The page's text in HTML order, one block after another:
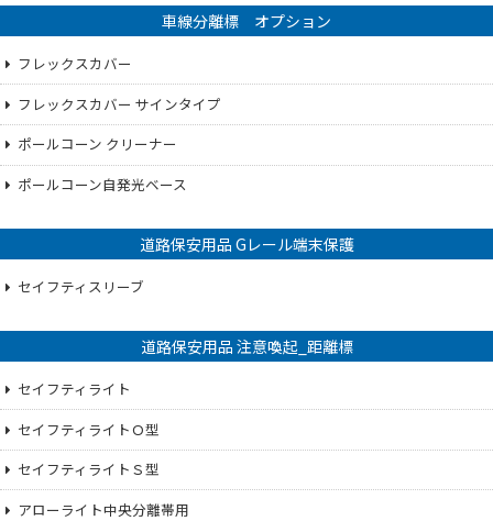
車線分離標 オプション
フレックスカバー
フレックスカバー サインタイプ
ポールコーン クリーナー
ポールコーン自発光ベース
道路保安用品 Gレール端末保護
セイフティスリーブ
道路保安用品 注意喚起_距離標
セイフティライト
セイフティライトＯ型
セイフティライトＳ型
アローライト中央分離帯用